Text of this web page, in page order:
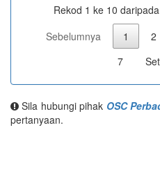
Rekod 1 ke 10
Sebelumnya
1 2
7
Sila hubungi pihak OSC
pertanyaan.